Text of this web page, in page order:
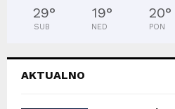
29°
SUB
19°
NED
20°
PON
AKTUALNO